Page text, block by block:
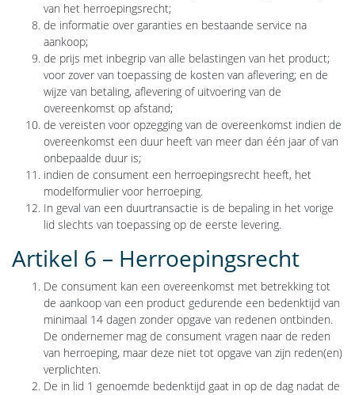
van het herroepingsrecht;
de informatie over garanties en bestaande service na
aankoop;
de prijs met inbegrip van alle belastingen van het product;
voor zover van toepassing de kosten van aflevering; en de
wijze van betaling, aflevering of uitvoering van de
overeenkomst op afstand;
de vereisten voor opzegging van de overeenkomst indien de
overeenkomst een duur heeft van meer dan één jaar of van
onbepaalde duur is;
indien de consument een herroepingsrecht heeft, het
modelformulier voor herroeping.
In geval van een duurtransactie is de bepaling in het vorige
lid slechts van toepassing op de eerste levering.
Artikel 6 – Herroepingsrecht
De consument kan een overeenkomst met betrekking tot
de aankoop van een product gedurende een bedenktijd van
minimaal 14 dagen zonder opgave van redenen ontbinden.
De ondernemer mag de consument vragen naar de reden
van herroeping, maar deze niet tot opgave van zijn reden(en)
verplichten.
De in lid 1 genoemde bedenktijd gaat in op de dag nadat de